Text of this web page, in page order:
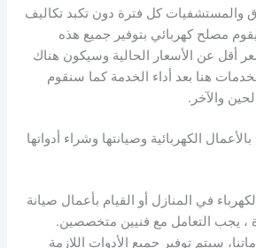
والمستشفيات كل فترة دون تكبد تكاليف
مصلح كهربائي بتوفير جميع هذه
أقل عن الأسعار الحالية وسيكون هناك
هنا بعد أداء الخدمة كما سنقوم
والآخر.
الكهربائية وصيانتها وشراء أدواتها
في المنازل أو القيام بأعمال صيانة
، يجب التعامل مع فنيين متخصصين.
سيتم توفير جميع الأدوات اللازمة